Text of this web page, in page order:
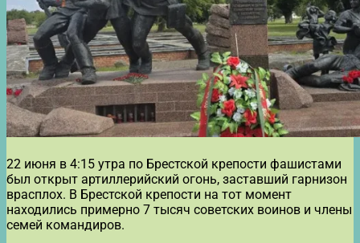
22 июня в 4:15 утра по Брестской крепости фашистами
был открыт артиллерийский огонь, заставший гарнизон
врасплох. В Брестской крепости на тот момент
находились примерно 7 тысяч советских воинов и члены
семей командиров.